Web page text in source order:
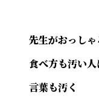
先生がおっし
食べ方も汚い
言葉も汚く